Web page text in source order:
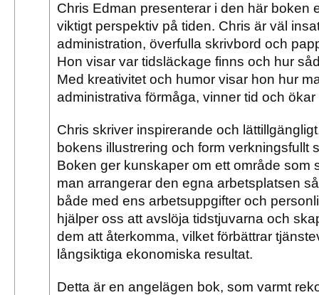
Chris Edman presenterar i den här boken
viktigt perspektiv på tiden. Chris är väl
administration, överfulla skrivbord och
Hon visar var tidsläckage finns och hur
Med kreativitet och humor visar hon hur
administrativa förmåga, vinner tid och
Chris skriver inspirerande och
bokens illustrering och form verkningsfullt
Boken ger kunskaper om ett område som
man arrangerar den egna arbetsplatsen
både med ens arbetsuppgifter och
hjälper oss att avslöja tidstjuvarna och
dem att återkomma, vilket förbättrar
långsiktiga ekonomiska resultat.
Detta är en angelägen bok, som varmt